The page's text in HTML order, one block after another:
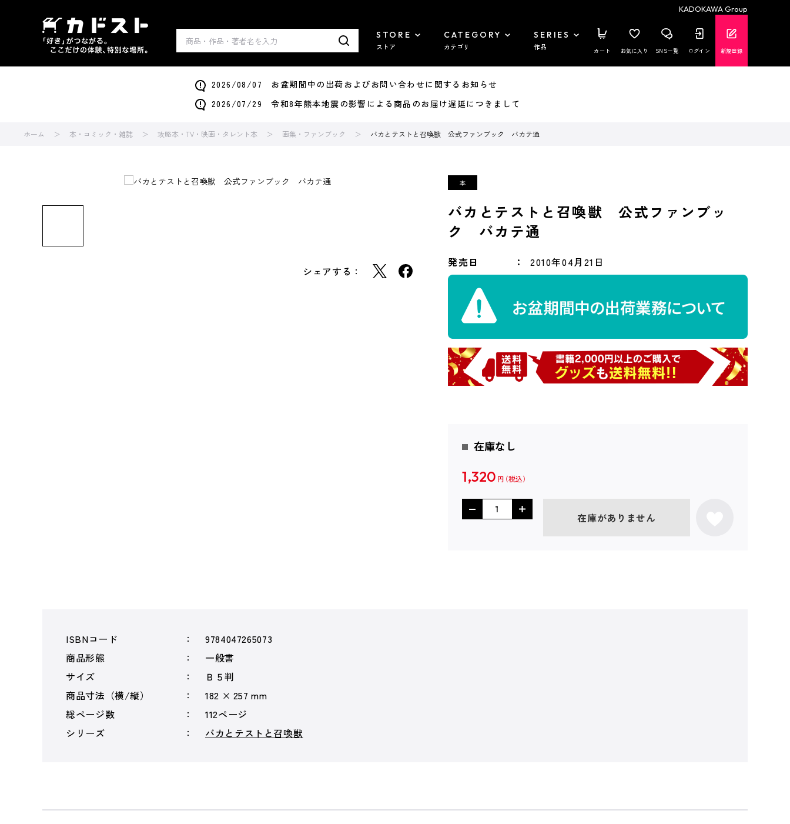
KADOKAWA Group
STORE
ストア
CATEGORY
カテゴリ
SERIES
作品 カート お気に入り SNS一覧 ログイン 新規登録
2026/08/07 お盆期間中の出荷およびお問い合わせに関するお知らせ
2026/07/29 令和8年熊本地震の影響による商品のお届け遅延につきまして
ホーム 本・コミック・雑誌 攻略本・TV・映画・タレント本 画集・ファンブック バカとテストと召喚獣 公式ファンブック バカテ通
シェアする：
バカとテストと召喚獣 公式ファンブッ
ク バカテ通
発売日 2010年04月21日
在庫なし
1,320 円
在庫がありません
ISBNコード
9784047265073
商品形態
一般書
サイズ
Ｂ５判
商品寸法（横/縦）
182 × 257 mm
総ページ数
112ページ
シリーズ
バカとテストと召喚獣